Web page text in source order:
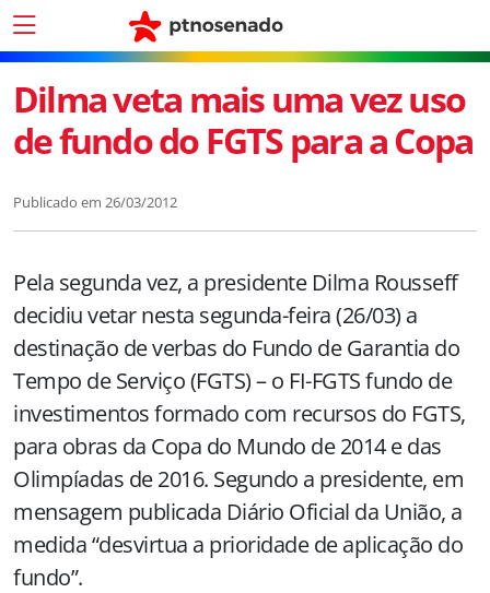
Dilma veta mais uma vez uso
de fundo do FGTS para a Copa
Publicado em 26/03/2012
Pela segunda vez, a presidente Dilma Rousseff
decidiu vetar nesta segunda-feira (26/03) a
destinação de verbas do Fundo de Garantia do
Tempo de Serviço (FGTS) – o FI-FGTS fundo de
investimentos formado com recursos do FGTS,
para obras da Copa do Mundo de 2014 e das
Olimpíadas de 2016. Segundo a presidente, em
mensagem publicada Diário Oficial da União, a
medida “desvirtua a prioridade de aplicação do
fundo”.